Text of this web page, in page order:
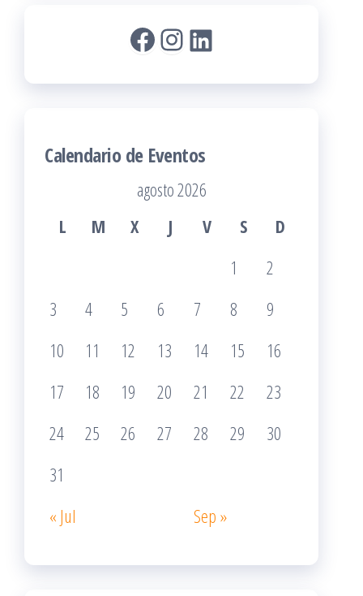
Facebook
Instagram
LinkedIn
Calendario de Eventos
agosto 2026
L
M X J V S
D
1
2
3
4 5 6 7 8
9
10
11 12 13 14 15
16
17
18 19 20 21 22
23
24
25 26 27 28 29
30
31
« Jul
Sep »